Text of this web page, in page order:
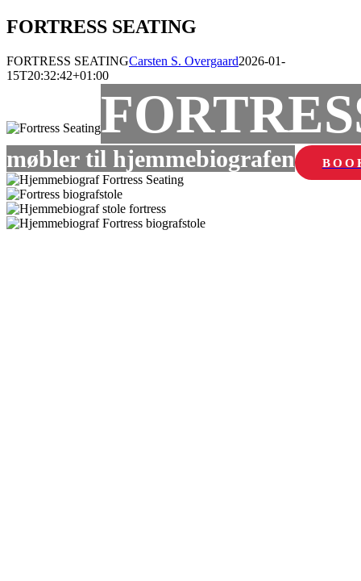
FORTRESS SEATING
FORTRESS SEATINGCarsten S. Overgaard2026-01-
15T20:32:42+01:00
møbler til hjemmebiografen